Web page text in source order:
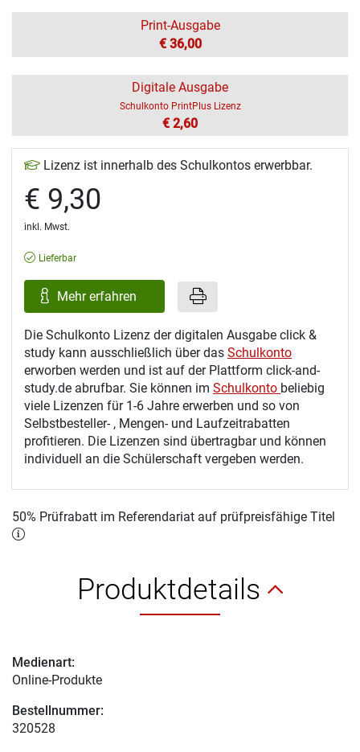
Print-Ausgabe
€ 36,00
Digitale Ausgabe
Schulkonto PrintPlus Lizenz
€ 2,60
Lizenz ist innerhalb des Schulkontos erwerbbar.
€ 9,30
inkl. Mwst.
Lieferbar
Mehr erfahren
Die Schulkonto Lizenz der digitalen Ausgabe click &
study kann ausschließlich über das Schulkonto
erworben werden und ist auf der Plattform click-and-
study.de abrufbar. Sie können im Schulkonto beliebig
viele Lizenzen für 1-6 Jahre erwerben und so von
Selbstbesteller- , Mengen- und Laufzeitrabatten
profitieren. Die Lizenzen sind übertragbar und können
individuell an die Schülerschaft vergeben werden.
50% Prüfrabatt im Referendariat auf prüfpreisfähige Titel
Produktdetails
Medienart:
Online-Produkte
Bestellnummer:
320528